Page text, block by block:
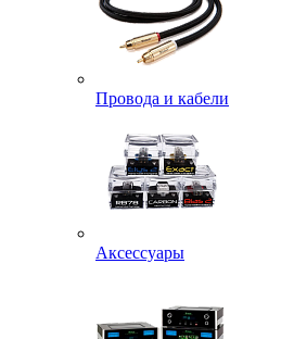
Провода и кабели
Аксессуары